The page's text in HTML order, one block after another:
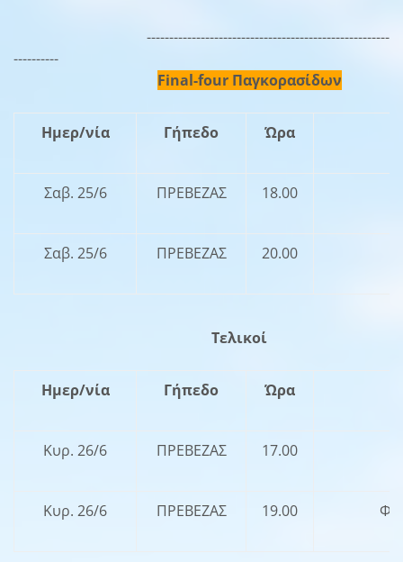
------------------------------------------------------
----------
Final-four Παγκορασίδων
Ημερ/νία Γήπεδο Ώρα
Σαβ. 25/6 ΠΡΕΒΕΖΑΣ 18.00
Σαβ. 25/6 ΠΡΕΒΕΖΑΣ 20.00
Τελικοί
Ημερ/νία Γήπεδο Ώρα
Κυρ. 26/6 ΠΡΕΒΕΖΑΣ 17.00
Κυρ. 26/6 ΠΡΕΒΕΖΑΣ 19.00